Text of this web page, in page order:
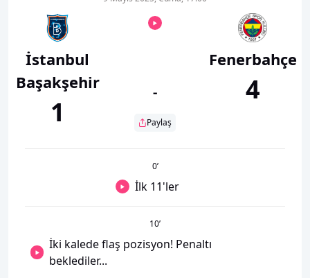
İstanbul
Başakşehir
1
-
Paylaş
Fenerbahçe
4
0’
İlk 11'ler
10’
İki kalede flaş pozisyon! Penaltı
beklediler...